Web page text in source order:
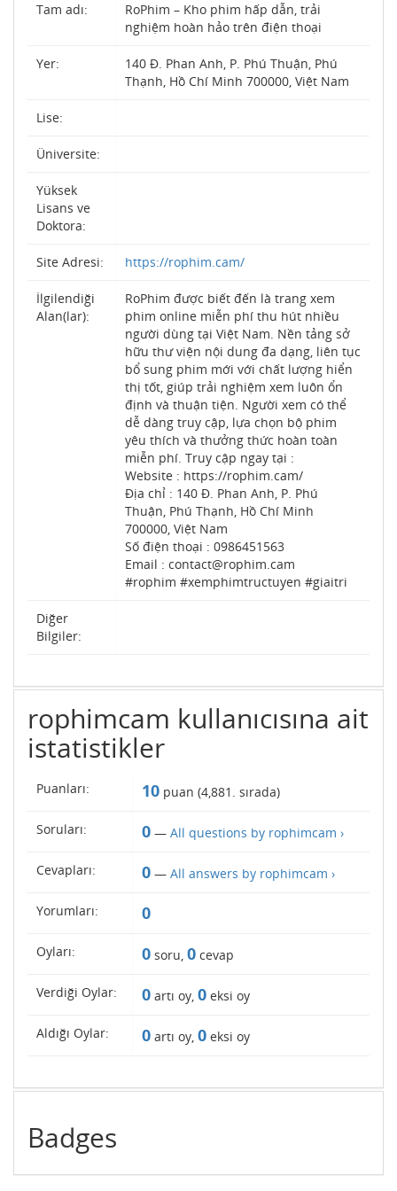
Tam adı:
RoPhim – Kho phim hấp dẫn, trải
nghiệm hoàn hảo trên điện thoại
Yer:
140 Đ. Phan Anh, P. Phú Thuận, Phú
Thạnh, Hồ Chí Minh 700000, Việt Nam
Lise:
Üniversite:
Yüksek
Lisans ve
Doktora:
Site Adresi: https://rophim.cam/
İlgilendiği
Alan(lar):
RoPhim được biết đến là trang xem
phim online miễn phí thu hút nhiều
người dùng tại Việt Nam. Nền tảng sở
hữu thư viện nội dung đa dạng, liên tục
bổ sung phim mới với chất lượng hiển
thị tốt, giúp trải nghiệm xem luôn ổn
định và thuận tiện. Người xem có thể
dễ dàng truy cập, lựa chọn bộ phim
yêu thích và thưởng thức hoàn toàn
miễn phí. Truy cập ngay tại :
Website : https://rophim.cam/
Địa chỉ : 140 Đ. Phan Anh, P. Phú
Thuận, Phú Thạnh, Hồ Chí Minh
700000, Việt Nam
Số điện thoại : 0986451563
Email : contact@rophim.cam
#rophim #xemphimtructuyen #giaitri
Diğer
Bilgiler:
rophimcam kullanıcısına ait
istatistikler
Puanları: 10 puan (4,881 . sırada)
Soruları: 0 — All questions by rophimcam ›
Cevapları: 0 — All answers by rophimcam ›
Yorumları: 0
Oyları: 0 soru, 0 cevap
Verdiği Oylar: 0 artı oy, 0 eksi oy
Aldığı Oylar: 0 artı oy, 0 eksi oy
Badges